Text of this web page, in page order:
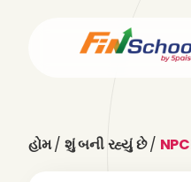
હોમ/ શું બની રહ્યું છે/